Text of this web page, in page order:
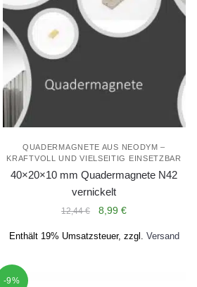
QUADERMAGNETE AUS NEODYM –
KRAFTVOLL UND VIELSEITIG EINSETZBAR
40×20×10 mm Quadermagnete N42
vernickelt
12,44€
Ursprünglicher
war:
8,99€Aktueller
ist:
Enthält 19% Umsatzsteuer, zzgl. Versand
-9%